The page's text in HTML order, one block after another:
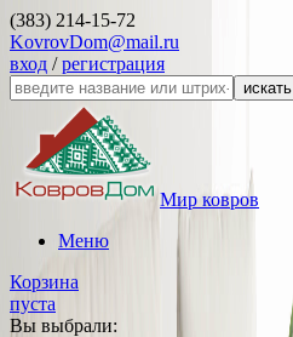
(383) 214-15-72
KovrovDom@mail.ru
вход /регистрация
искать
Мир ковров
Меню
Корзина
пуста
Вы выбрали: